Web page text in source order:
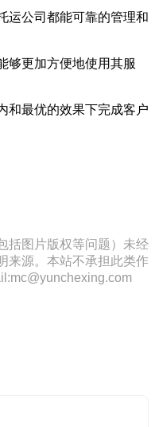
运公司都能可靠的管理和
够更加方便地使用其服
和最优的效果下完成客户
括图片版权等问题）未经
来源。本站不承担此类作